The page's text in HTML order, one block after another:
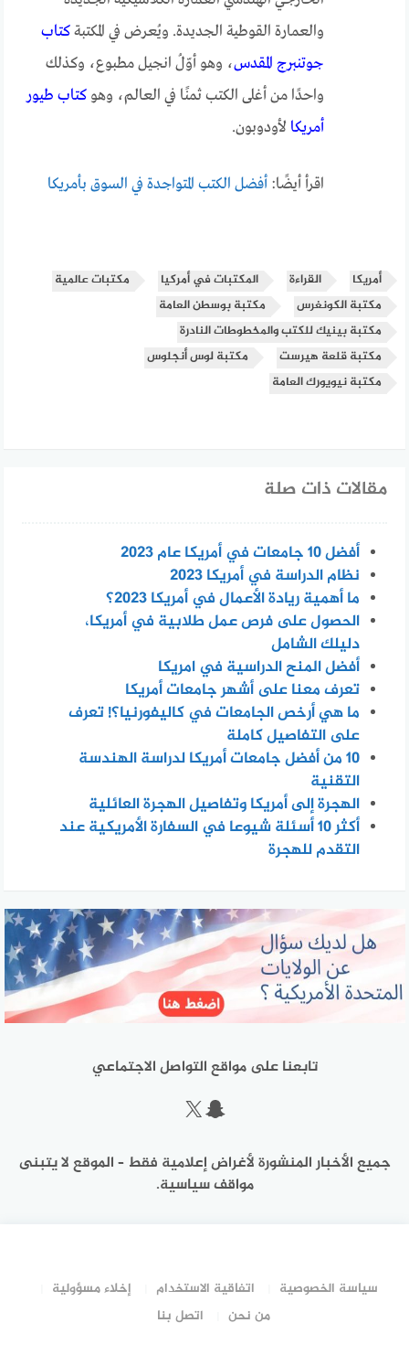
والعمارة القوطية الجديدة. ويُعرض في المكتبةكتاب
جوتنبرج المقدس، وهو أوّلُ انجيل مطبوع، وكذلك
واحدًا من أغلى الكتب ثمنًا في العالم، وهوكتاب طيور
أمريكا لأودوبون.
اقرأ أيضًا: أفضل الكتب المتواجدة في السوق بأمريكا
أمريكا القراءة المكتبات في أمركيا
مكتبات عالمية
مكتبة الكونغرس
مكتبة بوسطن العامة
مكتبة بينيك للكتب والمخطوطات النادرة
مكتبة قلعة هيرست
مكتبة لوس أنجلوس
مكتبة نيويورك العامة
مقالات ذات صلة
أفضل 10 جامعات في أمريكا عام 2023
نظام الدراسة في أمريكا 2023
ما أهمية ريادة الأعمال في أمريكا 2023؟
الحصول على فرص عمل طلابية في أمريكا،
دليلك الشامل
أفضل المنح الدراسية في امريكا
تعرف معنا على أشهر جامعات أمريكا
ما هي أرخص الجامعات في كاليفورنيا؟! تعرف
على التفاصيل كاملة
10 من أفضل جامعات أمريكا لدراسة الهندسة
التقنية
الهجرة إلى أمريكا وتفاصيل الهجرة العائلية
أكثر 10 أسئلة شيوعا في السفارة الأمريكية عند
التقدم للهجرة
تابعنا على مواقع التواصل الاجتماعي
سناب شات
إكس
جميع الأخبار المنشورة لأغراض إعلامية فقط – الموقع لا يتبنى
مواقف سياسية.
سياسة الخصوصية اتفاقية الاستخدام
إخلاء مسؤولية
من نحن
اتصل بنا